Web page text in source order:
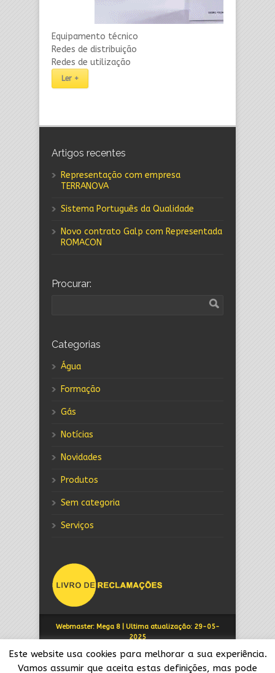
Equipamento técnico
Redes de distribuição
Redes de utilização
Ler +
Artigos recentes
Representação com empresa
TERRANOVA
Sistema Português da Qualidade
Novo contrato Galp com Representada
ROMACON
Procurar:
Categorias
Água
Formação
Gás
Notícias
Novidades
Produtos
Sem categoria
Serviços
Webmaster: Mega 8
| Ultima atualização: 29-05-
2025
Este website usa cookies para melhorar a sua experiência.
Vamos assumir que aceita estas definições, mas pode